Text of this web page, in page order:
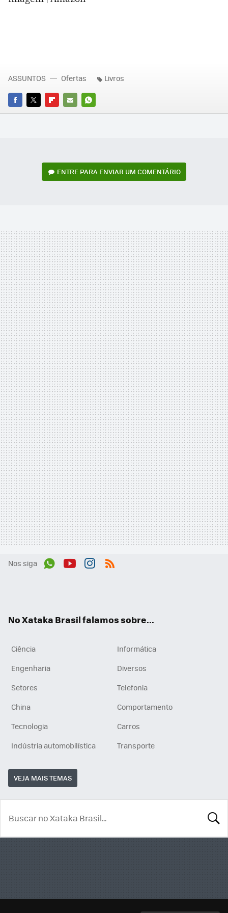
FACEBOOK
TWITTERFLIPBOARD
E-
WHATSAPP
ASSUNTOS Ofertas Livros
ENTRE PARA ENVIAR UM COMENTÁRIO
Nos siga
No Xataka Brasil falamos sobre...
Ciência
Informática
Engenharia
Diversos
Setores
Telefonia
China
Comportamento
Tecnologia
Carros
Indústria automobilística
Transporte
VEJA MAIS TEMAS